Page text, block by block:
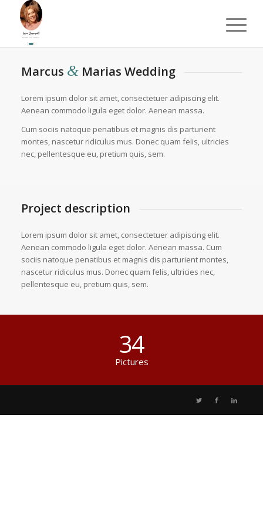
Marcus &Marias Wedding
Lorem ipsum dolor sit amet, consectetuer adipiscing elit.
Aenean commodo ligula eget dolor. Aenean massa.
Cum sociis natoque penatibus et magnis dis parturient
montes, nascetur ridiculus mus. Donec quam felis, ultricies
nec, pellentesque eu, pretium quis, sem.
Project description
Lorem ipsum dolor sit amet, consectetuer adipiscing elit.
Aenean commodo ligula eget dolor. Aenean massa. Cum
sociis natoque penatibus et magnis dis parturient montes,
nascetur ridiculus mus. Donec quam felis, ultricies nec,
pellentesque eu, pretium quis, sem.
34
Pictures